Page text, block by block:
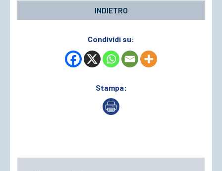
INDIETRO
Condividi su:
Stampa: